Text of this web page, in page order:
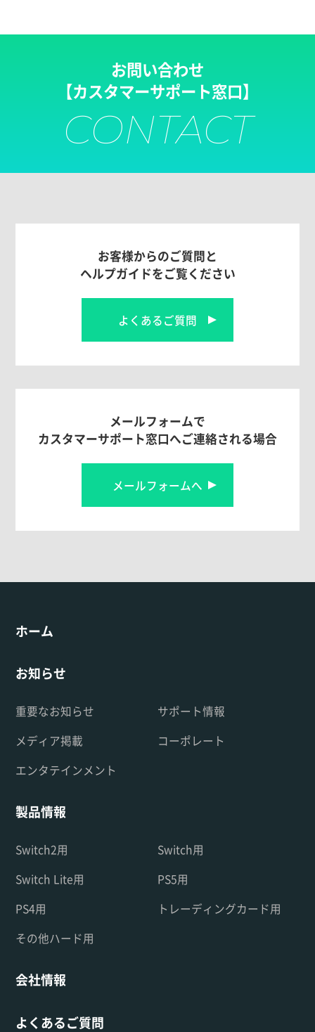
お問い合わせ
【カスタマーサポート窓口】
CONTACT
お客様からのご質問と
ヘルプガイドをご覧ください
よくあるご質問
メールフォームで
カスタマーサポート窓口へご連絡される場合
メールフォームへ
ホーム
お知らせ
重要なお知らせ
サポート情報
メディア掲載
コーポレート
エンタテインメント
製品情報
Switch2用
Switch用
Switch Lite用
PS5用
PS4用
トレーディングカード用
その他ハード用
会社情報
よくあるご質問